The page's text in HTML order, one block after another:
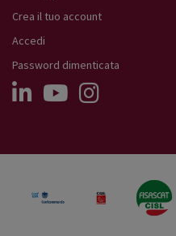
Crea il tuo account
Accedi
Password dimenticata